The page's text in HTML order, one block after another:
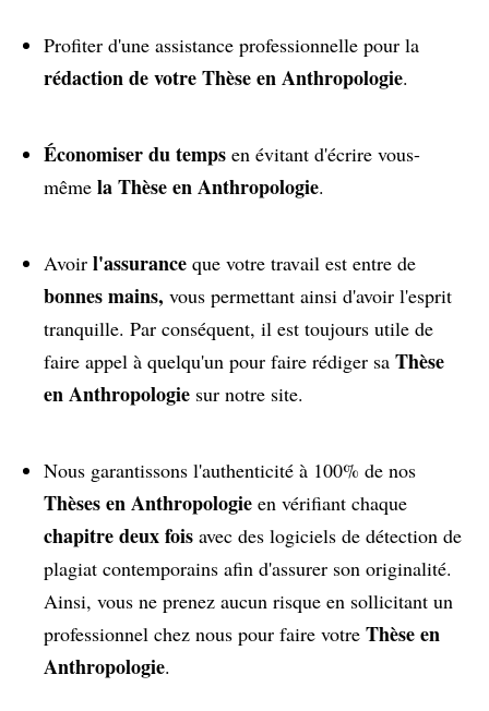
Profiter d'une assistance professionnelle pour la
rédaction de votre Thèse en Anthropologie.
Économiser du temps en évitant d'écrire vous-
même la Thèse en Anthropologie.
Avoir l'assurance que votre travail est entre de
bonnes mains, vous permettant ainsi d'avoir l'esprit
tranquille. Par conséquent, il est toujours utile de
faire appel à quelqu'un pour faire rédiger sa Thèse
en Anthropologie sur notre site.
Nous garantissons l'authenticité à 100% de nos
Thèses en Anthropologie en vérifiant chaque
chapitre deux fois avec des logiciels de détection de
plagiat contemporains afin d'assurer son originalité.
Ainsi, vous ne prenez aucun risque en sollicitant un
professionnel chez nous pour faire votre Thèse en
Anthropologie.